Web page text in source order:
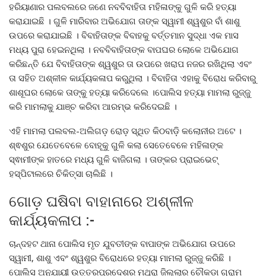
ହରିୟାଣାର ପଲବଲରେ ଜଣେ ନବବିବାହିତା ମହିଳାଙ୍କୁ ଗୁଳି କରି ହତ୍ୟା
କରାଯାଇଛି । ଗୁଳି ମାରିବାର ଅଭିଯୋଗ ତାଙ୍କ ସ୍ୱାମୀ ଶ୍ୱଶୁର ବାଁ ଶାଶୁ
ଉପରେ କରାଯାଇଛି । ବିବାହିତାଙ୍କ ବିବାହକୁ ବର୍ତ୍ତମାନ ସୁଦ୍ଧା ଏକ ମାସ
ମଧ୍ୟ ପୁରା ହେଇନଥିଲା । ନବବିବାହିତାଙ୍କ ବାପଘର ଲୋକେ ଅଭିଯୋଗ
କରିଛନ୍ତି ଯେ ବିବାହିତାଙ୍କ ଶ୍ୱଶୁର ତା ଉପରେ ଖରାପ ନଜର ରଖିଥିଲା ଏବଂ
ତା ସହିତ ଅଶ୍ଳୀଳ କାର୍ଯ୍ୟକଳାପ କରୁଥିଲା । ବିବାହିତା ଏହାକୁ ବିରୋଧ କରିବାରୁ
ଶାଶୂଘର ଲୋକେ ତାଙ୍କୁ ହତ୍ୟା କରିଦେଲେ ।ପୋଲିସ ହତ୍ୟା ମାମଲା ରୁଜ୍ଜୁ
କରି ମାମଲାକୁ ଯାଞ୍ଚ କରିବା ଆରମ୍ଭ କରିଦେଇଛି ।
ଏହି ମାମଲା ପଲବଲ-ଅଲିଗଡ଼ ରୋଡ଼ ସ୍ଥିତ କିଠବାଡ଼ି କଲୋନୀର ଅଟେ ।
ଶ୍ଵଶୁର ଯେତେବେଳେ ବୋହୂକୁ ଗୁଳି କଲା ସେତେବେଳେ ମହିଳାଙ୍କ
ସ୍ଵାମୀଙ୍କ ହାତରେ ମଧ୍ୟ ଗୁଳି ବାଜିଗଲା । ତାଙ୍କର ପ୍ରାଇଭେଟ୍
ହସ୍ପିଟାଲରେ ଚିକିତ୍ସା ଚାଲିଛି ।
ଗୋଡ଼ ଘଷିବା ବାହାନାରେ ଅଶ୍ଳୀଳ
କାର୍ଯ୍ୟକଳାପ :-
ଚାନ୍ଦହଟ ଥାନା ପୋଲିସ ମୃତ ଯୁବତୀଙ୍କ ବାପାଙ୍କ ଅଭିଯୋଗ ଉପରେ
ସ୍ୱାମୀ, ଶାଶୁ ଏବଂ ଶ୍ୱଶୁର ବିରୋଧରେ ହତ୍ୟା ମାମଲା ରୁଜ୍ଜୁ କରିଛି ।
ପୋଲିସ ଅନୁଯାୟୀ ଉତ୍ତରପ୍ରଦେଶର ମଥୁରା ଜିଲ୍ଲାର ଚୌକଡା ଗ୍ରାମ